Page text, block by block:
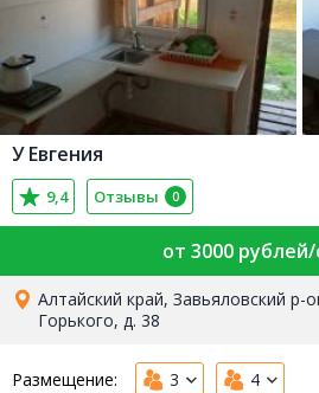
У Евгения
9,4 Отзывы 0
от 3000 рублей/
Алтайский край, Завьяловский р-
Горького, д. 38
Размещение: 3 4